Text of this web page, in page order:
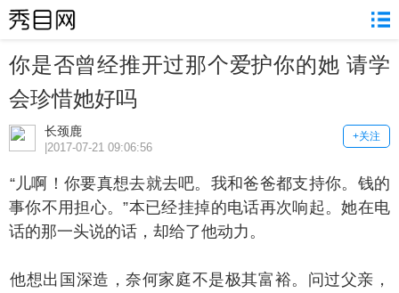
你是否曾经推开过那个爱护你的她 请学
会珍惜她好吗
长颈鹿 +关注
|2017-07-21 09:06:56
啊！你要真想去就去吧。我和爸爸都支持你。钱的
事你不用担心。”本已经挂掉的电话再次响起。她在电
话的那一头说的话，却给了他动力。
出国深造，奈何家庭不是极其富裕。问过父亲，